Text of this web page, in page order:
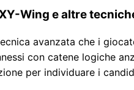
Wing e altre
avanzata che i
con catene logiche
per individuare i